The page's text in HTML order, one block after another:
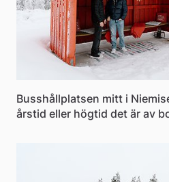
Busshållplatsen mitt i
årstid eller högtid det är av